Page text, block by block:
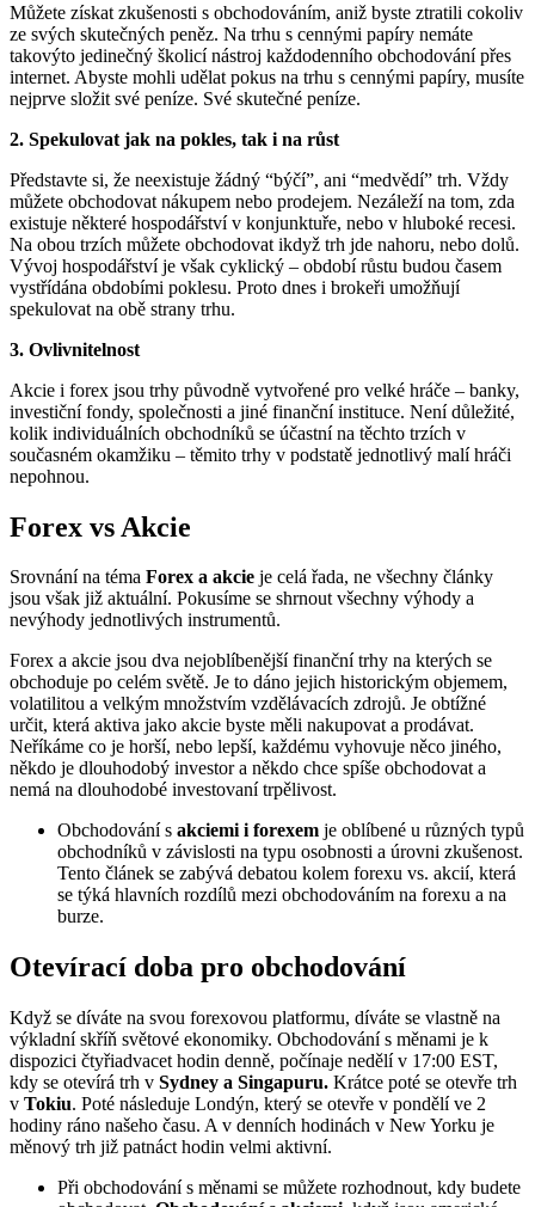
Můžete získat zkušenosti s obchodováním, aniž byste ztratili cokoliv
ze svých skutečných peněz. Na trhu s cennými papíry nemáte
takovýto jedinečný školicí nástroj každodenního obchodování přes
internet. Abyste mohli udělat pokus na trhu s cennými papíry, musíte
nejprve složit své peníze. Své skutečné peníze.
2. Spekulovat jak na pokles, tak i na růst
Představte si, že neexistuje žádný “býčí”, ani “medvědí” trh. Vždy
můžete obchodovat nákupem nebo prodejem. Nezáleží na tom, zda
existuje některé hospodářství v konjunktuře, nebo v hluboké recesi.
Na obou trzích můžete obchodovat ikdyž trh jde nahoru, nebo dolů.
Vývoj hospodářství je však cyklický – období růstu budou časem
vystřídána obdobími poklesu. Proto dnes i brokeři umožňují
spekulovat na obě strany trhu.
3. Ovlivnitelnost
Akcie i forex jsou trhy původně vytvořené pro velké hráče – banky,
investiční fondy, společnosti a jiné finanční instituce. Není důležité,
kolik individuálních obchodníků se účastní na těchto trzích v
současném okamžiku – těmito trhy v podstatě jednotlivý malí hráči
nepohnou.
Forex vs Akcie
Srovnání na téma Forex a akcie je celá řada, ne všechny články
jsou však již aktuální. Pokusíme se shrnout všechny výhody a
nevýhody jednotlivých instrumentů.
Forex a akcie jsou dva nejoblíbenější finanční trhy na kterých se
obchoduje po celém světě. Je to dáno jejich historickým objemem,
volatilitou a velkým množstvím vzdělávacích zdrojů. Je obtížné
určit, která aktiva jako akcie byste měli nakupovat a prodávat.
Neříkáme co je horší, nebo lepší, každému vyhovuje něco jiného,
někdo je dlouhodobý investor a někdo chce spíše obchodovat a
nemá na dlouhodobé investovaní trpělivost.
Obchodování s akciemi i forexem je oblíbené u různých typů
obchodníků v závislosti na typu osobnosti a úrovni zkušenost.
Tento článek se zabývá debatou kolem forexu vs. akcií, která
se týká hlavních rozdílů mezi obchodováním na forexu a na
burze.
Otevírací doba pro obchodování
Když se díváte na svou forexovou platformu, díváte se vlastně na
výkladní skříň světové ekonomiky. Obchodování s měnami je k
dispozici čtyřiadvacet hodin denně, počínaje nedělí v 17:00 EST,
kdy se otevírá trh v Sydney a Singapuru. Krátce poté se otevře trh
v Tokiu. Poté následuje Londýn, který se otevře v pondělí ve 2
hodiny ráno našeho času. A v denních hodinách v New Yorku je
měnový trh již patnáct hodin velmi aktivní.
Při obchodování s měnami se můžete rozhodnout, kdy budete